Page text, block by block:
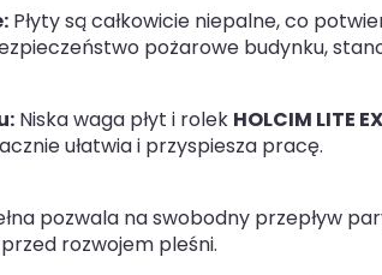
Płyty są całkowicie niepalne, co
pożarowe budynku,
Niska waga płyt i rolek HOLCIM LITE
ułatwia i przyspiesza pracę.
pozwala na swobodny przepływ
rozwojem pleśni.